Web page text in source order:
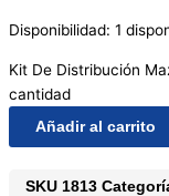
Disponibilidad: 1
Kit De Distribución
cantidad
Añadir al carrito
SKU 1813